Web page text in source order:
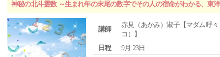
神秘の北斗霊数 ～生まれ年の末尾の数字でその人の宿命がわかる、東
講師
赤見（あかみ）淑子【マダム呼々
コ）】
日程
9月 23日